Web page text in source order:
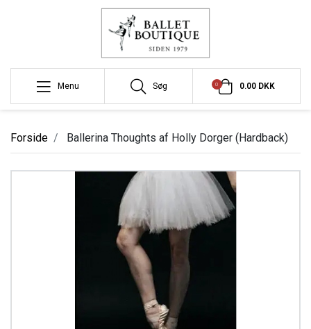
Menu Søg 0 0.00 DKK
Forside Ballerina Thoughts af Holly Dorger (Hardback)